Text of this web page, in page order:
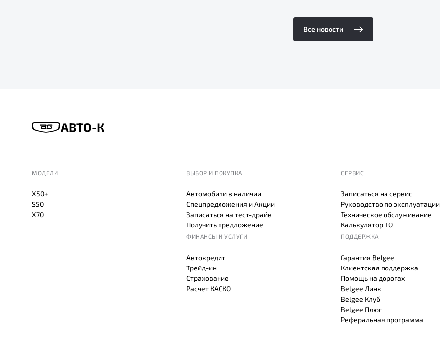
Все новости
АВТО-К
МОДЕЛИ
X50+
S50
X70
ВЫБОР И ПОКУПКА
Автомобили в наличии
Спецпредложения и Акции
Записаться на тест-драйв
Получить предложение
ФИНАНСЫ И УСЛУГИ
Автокредит
Трейд-ин
Страхование
Расчет КАСКО
СЕРВИС
Записаться на сервис
Руководство по эксплуатации
Техническое обслуживание
Калькулятор ТО
ПОДДЕРЖКА
Гарантия Belgee
Клиентская поддержка
Помощь на дорогах
Belgee Линк
Belgee Клуб
Belgee Плюс
Реферальная программа